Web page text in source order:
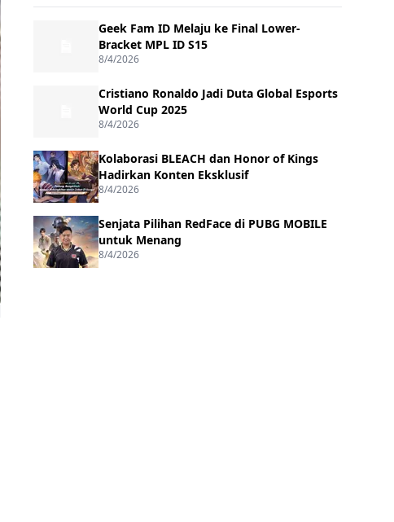
Geek Fam ID Melaju ke Final Lower-
Bracket MPL ID S15
8/4/2026
Cristiano Ronaldo Jadi Duta Global Esports
World Cup 2025
8/4/2026
Kolaborasi BLEACH dan Honor of Kings
Hadirkan Konten Eksklusif
8/4/2026
Senjata Pilihan RedFace di PUBG MOBILE
untuk Menang
8/4/2026